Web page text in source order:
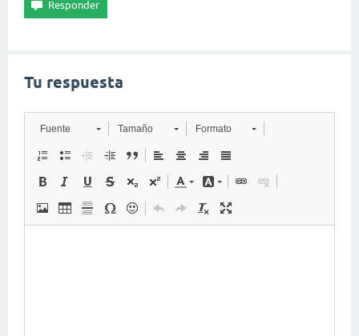
Tu respuesta
Fuente Tamaño Formato